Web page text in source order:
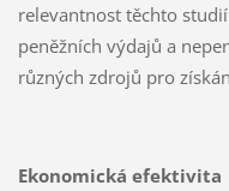
relevantnost těchto studií
peněžních výdajů a
různých zdrojů pro
Ekonomická efektivita